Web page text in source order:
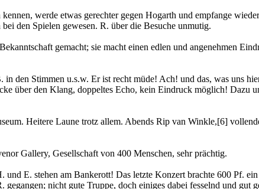
werde etwas gerechter gegen Hogarth und empfange
den Spielen gewesen. R. über die Besuche unmutig.
gemacht; sie macht einen edlen und angenehmen
den Stimmen u.s.w. Er ist recht müde! Ach! und das, was uns
über den Klang, doppeltes Echo, kein Eindruck möglich! Dazu
Heitere Laune trotz allem. Abends Rip van Winkle,[6]
Gallery, Gesellschaft von 400 Menschen, sehr prächtig.
E. stehen am Bankerott! Das letzte Konzert brachte 600 Pf.
nicht gute Truppe, doch einiges dabei fesselnd und gut